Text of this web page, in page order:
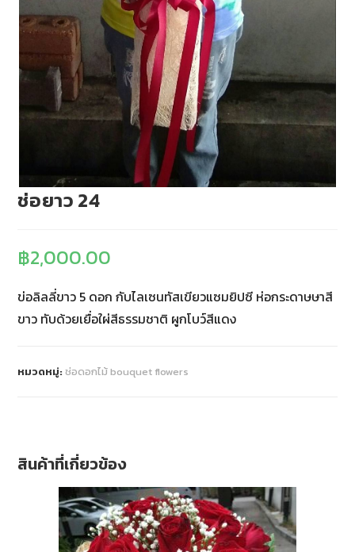
ช่อยาว 24
฿2,000.00
ข่อลิลลี่ขาว 5 ดอก กับไลเซนทัสเขียวแซมยิปซี ห่อกระดาษษาสี
ขาว ทับด้วยเยื่อใผ่สีธรรมชาติ ผูกโบว์สีแดง
หมวดหมู่:ช่อดอกไม้ bouquet flowers
สินค้าที่เกี่ยวข้อง